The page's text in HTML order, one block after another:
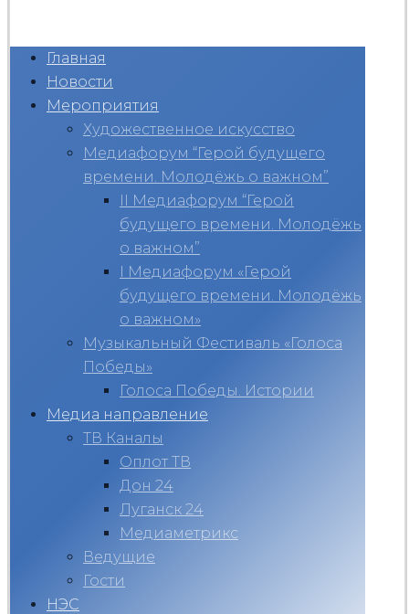
Главная
Новости
Мероприятия
Художественное искусство
Медиафорум “Герой будущего
времени. Молодёжь о важном”
II Медиафорум “Герой
будущего времени. Молодёжь
о важном”
I Медиафорум «Герой
будущего времени. Молодёжь
о важном»
Музыкальный Фестиваль «Голоса
Победы»
Голоса Победы. Истории
Медиа направление
ТВ Каналы
Оплот ТВ
Дон 24
Луганск 24
Медиаметрикс
Ведущие
Гости
НЭС